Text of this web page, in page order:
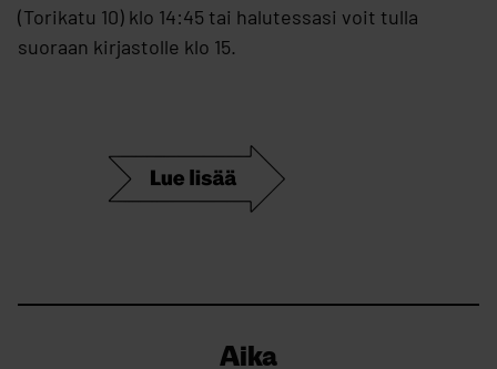
(Torikatu 10) klo 14:45 tai halutessasi voit tulla
suoraan kirjastolle klo 15.
Aika